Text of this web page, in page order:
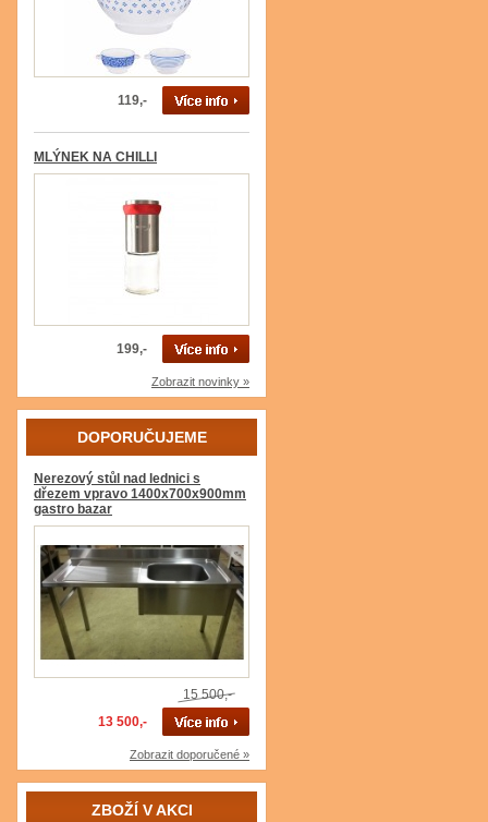
119,-
MLÝNEK NA CHILLI
199,-
Zobrazit novinky »
DOPORUČUJEME
Nerezový stůl nad lednici s
dřezem vpravo 1400x700x900mm
gastro bazar
15 500,-
13 500,-
Zobrazit doporučené »
ZBOŽÍ V AKCI